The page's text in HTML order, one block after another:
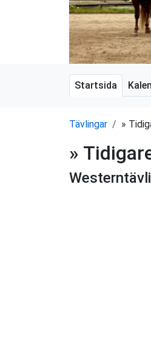
Startsida
Tävlingar »
»